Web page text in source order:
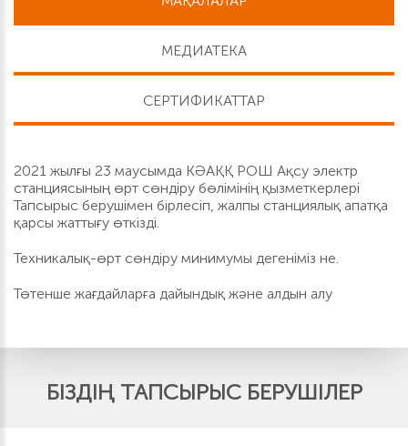
МЕДИАТЕКА
СЕРТИФИКАТТАР
2021 жылғы 23 маусымда КӘАҚҚ РОШ Ақсу электр
станциясының өрт сөндіру бөлімінің қызметкерлері
Тапсырыс берушімен бірлесіп, жалпы станциялық апатқа
қарсы жаттығу өткізді.
Техникалық-өрт сөндіру минимумы дегеніміз не.
Төтенше жағдайларға дайындық және алдын алу
БІЗДІҢ ТАПСЫРЫС БЕРУШІЛЕР